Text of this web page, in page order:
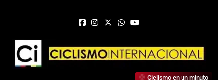
Ciclismo en un minuto